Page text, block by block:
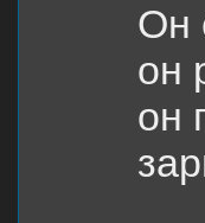
Он
он
он